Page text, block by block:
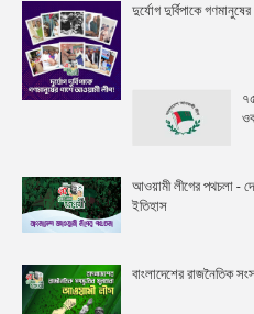
দুর্যোগ দুর্বিপাকে
আওয়ামী লীগের পথচলা -
ইতিহাস
বাংলাদেশের রাজনৈতিক